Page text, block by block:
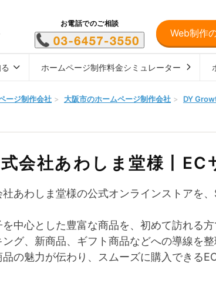
お電話でのご相談
Web制作
ホームページ制作料金シミュレーター
ージ制作会社 > 大阪市のホームページ制作会社 >
DY
会社あわしま堂様丨EC
社あわしま堂様の公式オンラインストアを
を中心とした豊富な商品を、初めて訪れる
ング、新商品、ギフト商品などへの導線を
品の魅力が伝わり、スムーズに購入できる